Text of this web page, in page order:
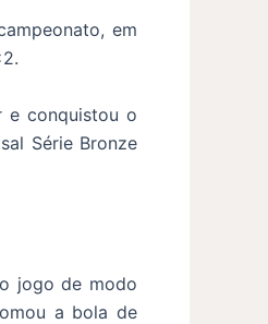
em
e conquistou o
Série Bronze
jogo de modo
a bola de